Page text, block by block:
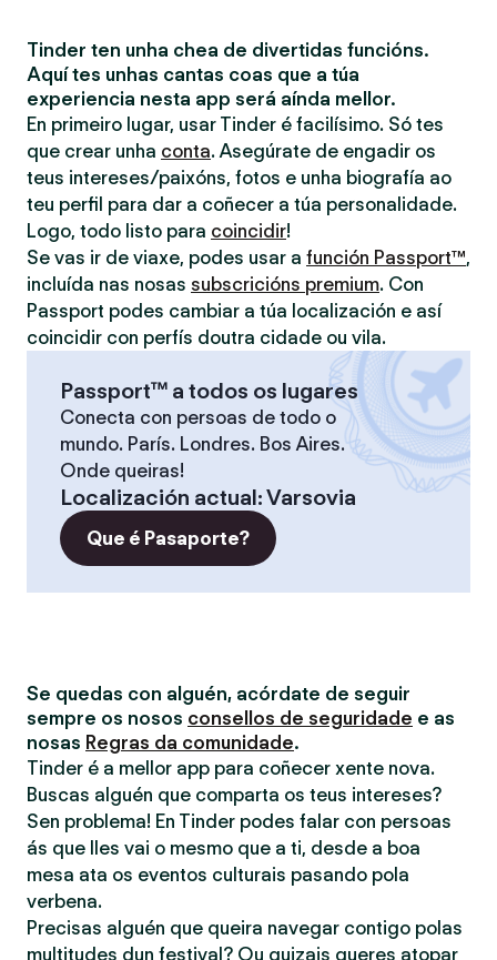
Tinder ten unha chea de divertidas funcións.
Aquí tes unhas cantas coas que a túa
experiencia nesta app será aínda mellor.
En primeiro lugar, usar Tinder é facilísimo. Só tes
que crear unha conta. Asegúrate de engadir os
teus intereses/paixóns, fotos e unha biografía ao
teu perfil para dar a coñecer a túa personalidade.
Logo, todo listo para coincidir!
Se vas ir de viaxe, podes usar a función Passport™,
incluída nas nosas subscricións premium. Con
Passport podes cambiar a túa localización e así
coincidir con perfís doutra cidade ou vila.
Passport™ a todos os lugares
Conecta con persoas de todo o
mundo. París. Londres. Bos Aires.
Onde queiras!
Localización actual:Varsovia
Que é Pasaporte?
Se quedas con alguén, acórdate de seguir
sempre os nosos consellos de seguridade e as
nosas Regras da comunidade.
Tinder é a mellor app para coñecer xente nova.
Buscas alguén que comparta os teus intereses?
Sen problema! En Tinder podes falar con persoas
ás que lles vai o mesmo que a ti, desde a boa
mesa ata os eventos culturais pasando pola
verbena.
Precisas alguén que queira navegar contigo polas
multitudes dun festival? Ou quizais queres atopar